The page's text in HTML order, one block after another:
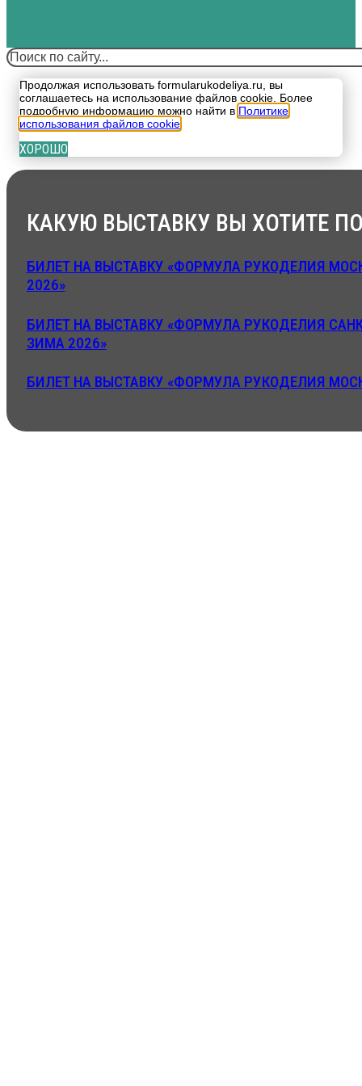
Поиск
Продолжая использовать formularukodeliya.ru, вы
соглашаетесь на использование файлов cookie. Более
подробную информацию можно найти в Политике
использования файлов cookie
ХОРОШО
КАКУЮ ВЫСТАВКУ ВЫ ХОТИТЕ
БИЛЕТ НА ВЫСТАВКУ «ФОРМУЛА РУКОДЕЛИЯ
2026»
БИЛЕТ НА ВЫСТАВКУ «ФОРМУЛА РУКОДЕЛИЯ
ЗИМА 2026»
БИЛЕТ НА ВЫСТАВКУ «ФОРМУЛА РУКОДЕЛИЯ